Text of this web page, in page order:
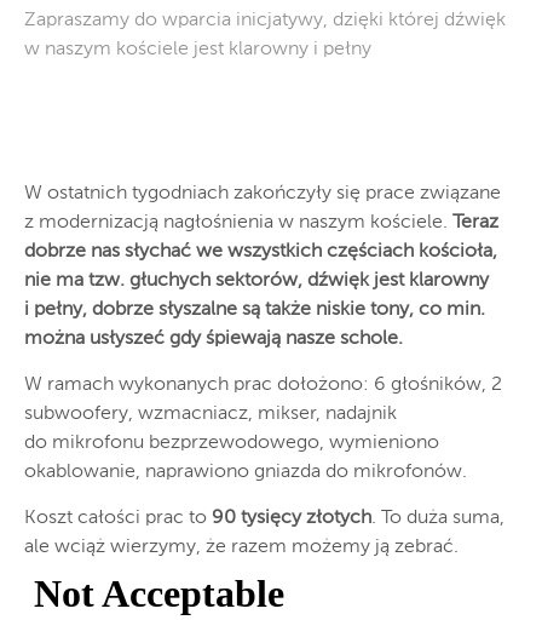
Zapraszamy do wparcia inicjatywy, dzięki której dźwięk
w naszym kościele jest klarowny i pełny
W ostatnich tygodniach zakończyły się prace związane
z modernizacją nagłośnienia w naszym kościele.
Teraz
dobrze nas słychać we wszystkich częściach kościoła,
nie ma tzw. głuchych sektorów, dźwięk jest klarowny
i pełny, dobrze słyszalne są także niskie tony, co min.
można usłyszeć gdy śpiewają nasze schole.
W ramach wykonanych prac dołożono: 6 głośników, 2
subwoofery, wzmacniacz, mikser, nadajnik
do mikrofonu bezprzewodowego, wymieniono
okablowanie, naprawiono gniazda do mikrofonów.
Koszt całości prac to 90 tysięcy złotych. To duża suma,
ale wciąż wierzymy, że razem możemy ją zebrać.